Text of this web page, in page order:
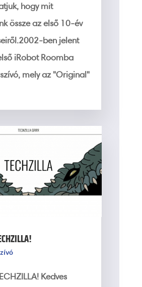
hogy mit
össze az első 10-év
ben jelent
iRobot Roomba
mely az "Original"
Kedves